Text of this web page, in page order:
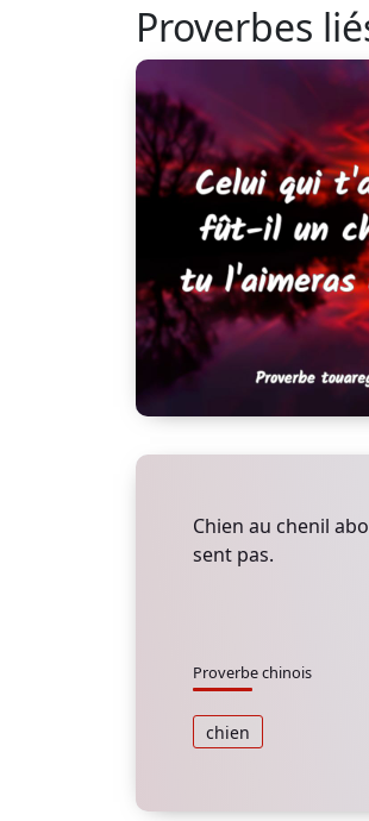
Proverbes
Chien au chenil
sent pas.
Proverbe chinois
chien